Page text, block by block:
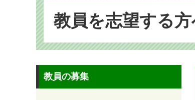
教員を志望する
教員の募集